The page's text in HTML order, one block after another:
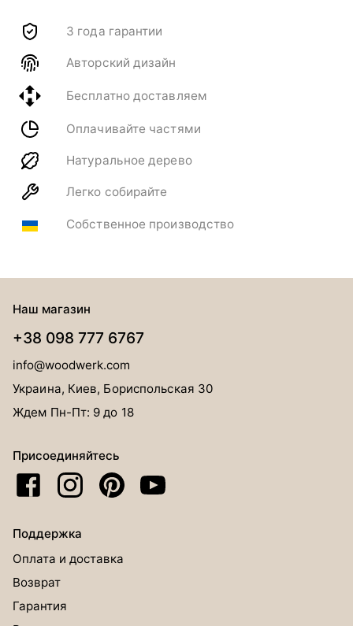
3 года гарантии
Авторский дизайн
Бесплатно доставляем
Оплачивайте частями
Натуральное дерево
Легко собирайте
Собственное производство
Наш магазин
+38 098 777 6767
info@woodwerk.com
Украина, Киев, Бориспольская 30
Ждем Пн-Пт: 9 до 18
Присоединяйтесь
Поддержка
Оплата и доставка
Возврат
Гарантия